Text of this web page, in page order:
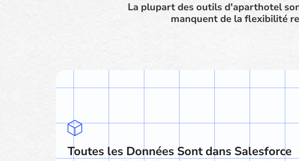
La plupart des outils d'aparthotel
manquent de la flexibilité
Toutes les Données Sont dans Salesforce